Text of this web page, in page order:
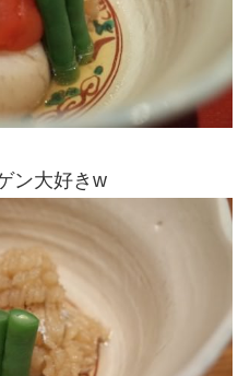
ン大好きw